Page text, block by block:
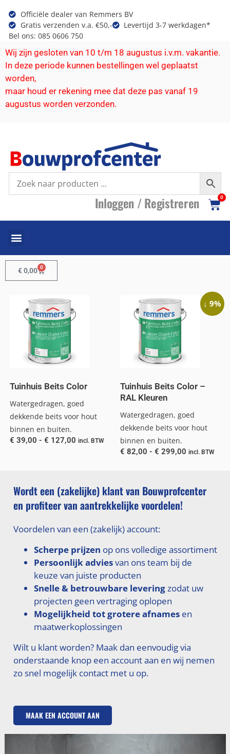
Officiële dealer van Remmers BV
Gratis verzenden v.a. €50,-
Levertijd 3-7 werkdagen*
Bel ons: 085 0606 750
Wij zijn gesloten van 10 t/m 18 augustus i.v.m. vakantie.
In deze periode kunnen bestellingen wel geplaatst
worden,
maar houd er rekening mee dat deze pas vanaf 19
augustus worden verzonden.
Inloggen /Registreren 0
€0,00 0
Tuinhuis Beits Color
Watergedragen, goed
dekkende beits voor hout
binnen en buiten.
€ 39,00 - € 127,00 incl. BTW
↓ 9%
Tuinhuis Beits Color –
RAL Kleuren
Watergedragen, goed
dekkende beits voor hout
binnen en buiten.
€ 82,00 - € 299,00 incl. BTW
Wordt een (zakelijke) klant van Bouwprofcenter
en profiteer van aantrekkelijke voordelen!
Voordelen van een (zakelijk) account:
Scherpe prijzen op ons volledige assortiment
Persoonlijk adviesvan ons team bij de
keuze van juiste producten
Snelle & betrouwbare leveringzodat uw
projecten geen vertraging oplopen
Mogelijkheid tot grotere afnamesen
maatwerkoplossingen
Wilt u klant worden? Maak dan eenvoudig via
onderstaande knop een account aan en wij nemen
zo snel mogelijk contact met u op.
MAAK EEN ACCOUNT AAN